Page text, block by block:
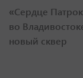
«Сердце
во
новый сквер